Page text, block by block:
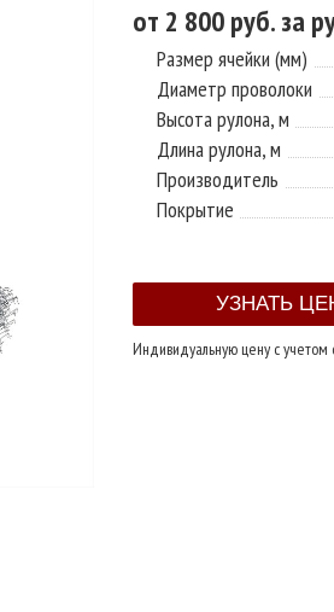
от 2 800 руб. за
Размер ячейки (мм)
Диаметр проволоки
Высота рулона, м
Длина рулона, м
Производитель
Покрытие
Индивидуальную цену с